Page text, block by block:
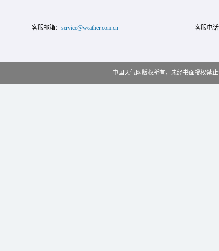
客服邮箱： service@weather.com.cn 客服电
中国天气网版权所有，未经书面授权